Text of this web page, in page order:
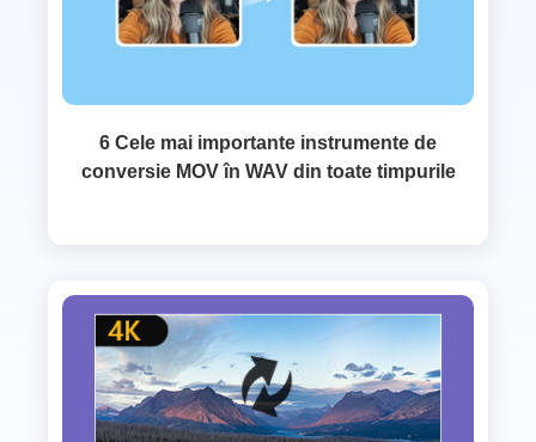
6 Cele mai importante instrumente de
conversie MOV în WAV din toate timpurile